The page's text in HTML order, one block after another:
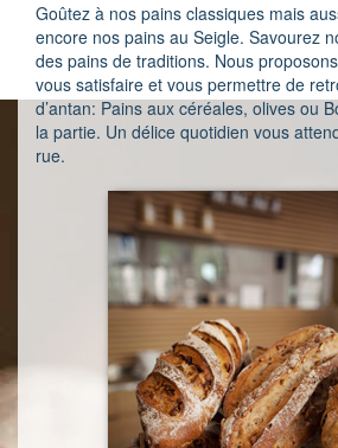
Goûtez à nos pains classiques mais
encore nos pains au Seigle. Savourez
des pains de traditions. Nous
vous satisfaire et vous permettre de
d’antan: Pains aux céréales, olives ou
la partie. Un délice quotidien vous
rue.